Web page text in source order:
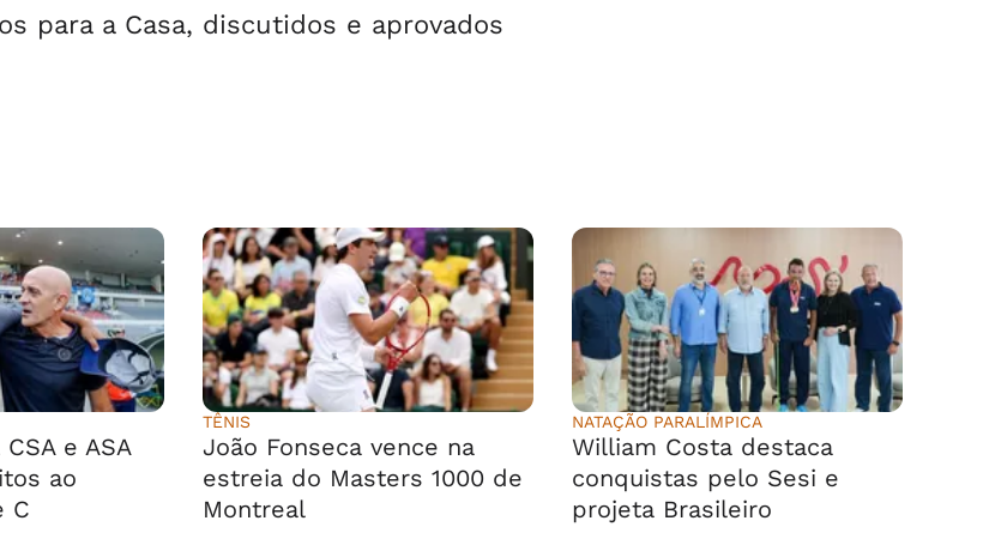
para a Casa, discutidos e aprovados
e ASA
ao
C
TÊNIS
João Fonseca vence na
estreia do Masters 1000 de
Montreal
NATAÇÃO PARALÍMPICA
William Costa destaca
conquistas pelo Sesi e
projeta Brasileiro